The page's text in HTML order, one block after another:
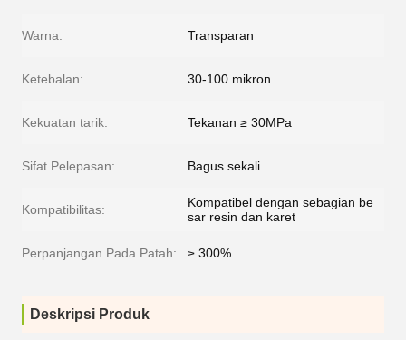
Warna: Transparan
Ketebalan: 30-100 mikron
Kekuatan tarik: Tekanan ≥ 30MPa
Sifat Pelepasan: Bagus sekali.
Kompatibilitas:
Kompatibel dengan sebagian be
sar resin dan karet
Perpanjangan Pada Patah: ≥ 300%
Deskripsi Produk